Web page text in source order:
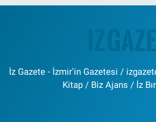
İz Gazete - İzmir'in Gazetesi /
Kitap / Biz Ajans / İz